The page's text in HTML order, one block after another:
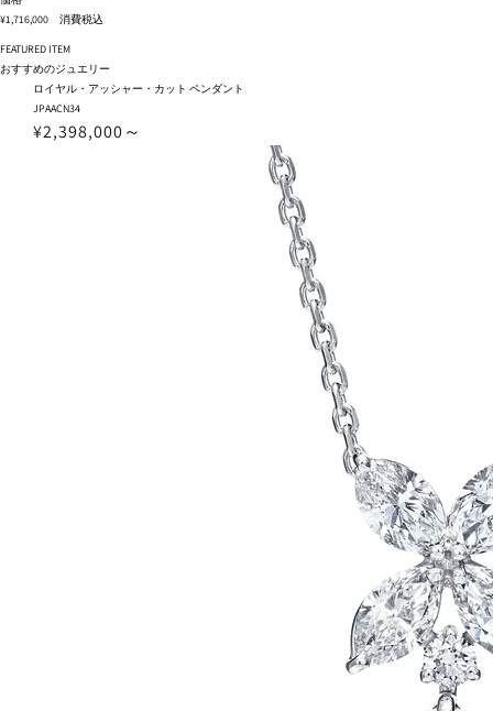
¥1,716,000 消費税込
FEATURED ITEM
おすすめのジュエリー
ロイヤル・アッシャー・カット ペンダント
JPAACN34
¥2,398,000～